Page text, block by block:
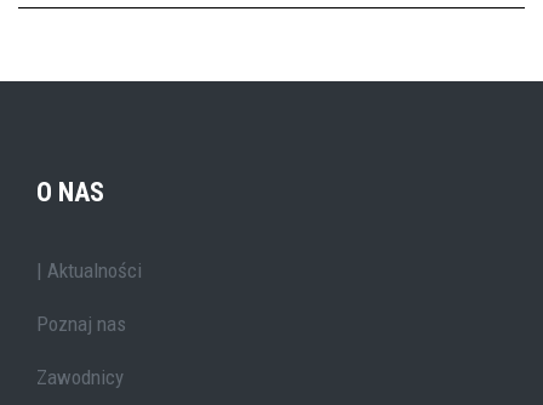
O NAS
| Aktualności
Poznaj nas
Zawodnicy